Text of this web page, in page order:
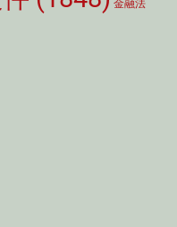
金融法